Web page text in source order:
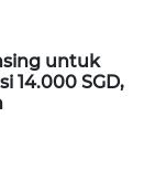
untuk
14.000 SGD,